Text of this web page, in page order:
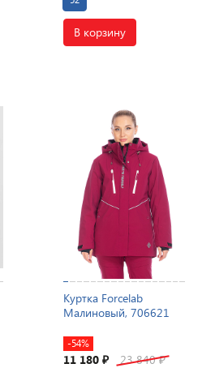
В корзину
Куртка Forcelab
Малиновый, 706621
-54%
11 180 ₽ 23 840₽